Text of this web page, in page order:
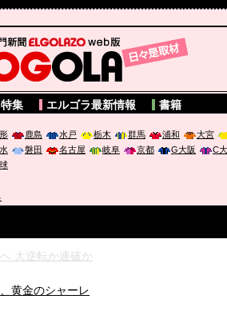
web版 BLOGOLA
特集 エルゴラ最新情報 書籍
鹿島 水戸 栃木 群馬 浦和
大宮
磐田 名古屋 岐阜 京都 G大阪
C
大逆転か連破か
黄金のシャーレ